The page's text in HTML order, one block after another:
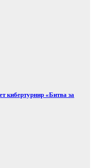
кибертурнир «Битва за